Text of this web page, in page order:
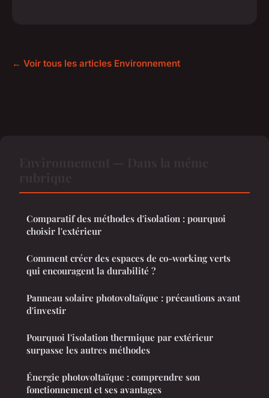
← Voir tous les articles Environnement
Comparatif des méthodes d'isolation : pourquoi
choisir l'extérieur
Comment créer des espaces de co-working verts
qui encouragent la durabilité ?
Panneau solaire photovoltaïque : précautions avant
d'investir
Pourquoi l'isolation thermique par extérieur
surpasse les autres méthodes
Énergie photovoltaïque : comprendre son
fonctionnement et ses avantages